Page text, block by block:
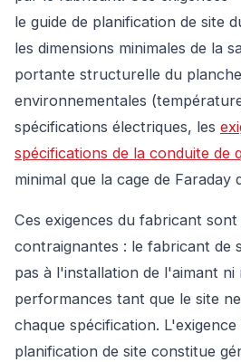
le guide de planification de site
les dimensions minimales de la
portante structurelle du
environnementales
spécifications électriques, les
spécifications de la conduite de
minimal que la cage de Faraday
Ces exigences du fabricant sont
contraignantes : le fabricant de
pas à l'installation de l'aimant ni
performances tant que le site
chaque spécification. L'exigence
planification de site constitue